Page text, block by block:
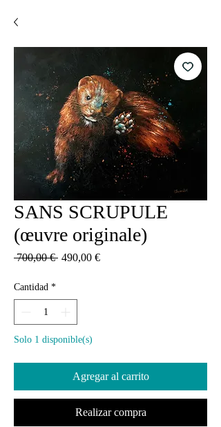
SANS SCRUPULE
(œuvre originale)
700,00 € Precio
490,00 €Precio
Cantidad *
Solo 1 disponible(s)
Agregar al carrito
Realizar compra